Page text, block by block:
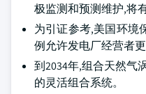
极监测和预测维护,将
为引证参考,美国环境
例允许发电厂经营者
到2034年,组合天然气
的灵活组合系统。